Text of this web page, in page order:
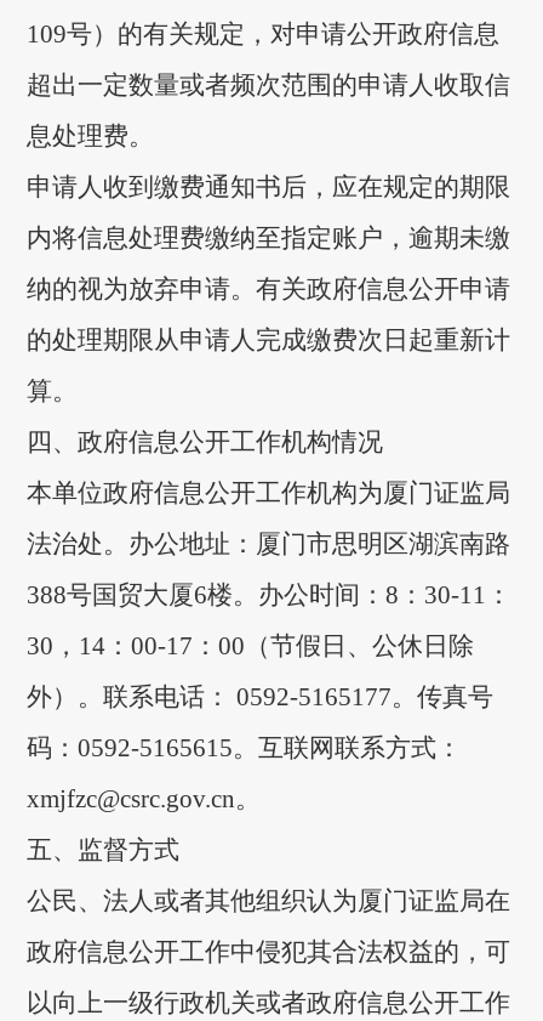
109号）的有关规定，对申请公开政府信息
超出一定数量或者频次范围的申请人收取信
息处理费。
申请人收到缴费通知书后，应在规定的期限
内将信息处理费缴纳至指定账户，逾期未缴
纳的视为放弃申请。有关政府信息公开申请
的处理期限从申请人完成缴费次日起重新计
算。
四、政府信息公开工作机构情况
本单位政府信息公开工作机构为厦门证监局
法治处。办公地址：厦门市思明区湖滨南路
388号国贸大厦6楼。办公时间：8：30-11：
30，14：00-17：00（节假日、公休日除
外）。联系电话： 0592-5165177。传真号
码：0592-5165615。互联网联系方式：
xmjfzc@csrc.gov.cn。
五、监督方式
公民、法人或者其他组织认为厦门证监局在
政府信息公开工作中侵犯其合法权益的，可
以向上一级行政机关或者政府信息公开工作